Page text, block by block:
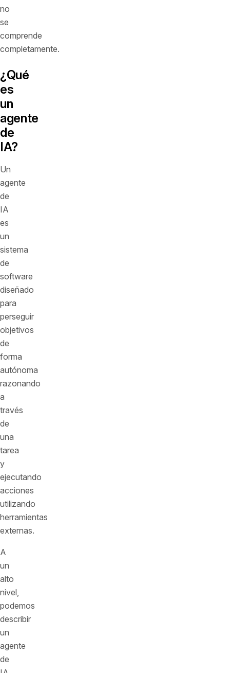
no
se
comprende
completamente.
¿Qué
es
un
agente
de
IA?
Un
agente
de
IA
es
un
sistema
de
software
diseñado
para
perseguir
objetivos
de
forma
autónoma
razonando
a
través
de
una
tarea
y
ejecutando
acciones
utilizando
herramientas
externas.
A
un
alto
nivel,
podemos
describir
un
agente
de